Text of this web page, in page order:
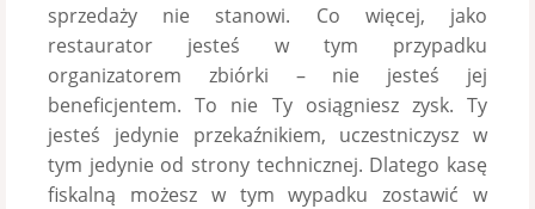
sprzedaży nie stanowi. Co więcej, jako
restaurator jesteś w tym przypadku
organizatorem zbiórki – nie jesteś jej
beneficjentem. To nie Ty osiągniesz zysk. Ty
jesteś jedynie przekaźnikiem, uczestniczysz w
tym jedynie od strony technicznej. Dlatego kasę
fiskalną możesz w tym wypadku zostawić w